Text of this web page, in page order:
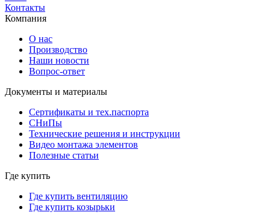
Контакты
Компания
О нас
Производство
Наши новости
Вопрос-ответ
Документы и материалы
Сертификаты и тех.паспорта
СНиПы
Технические решения и инструкции
Видео монтажа элементов
Полезные статьи
Где купить
Где купить вентиляцию
Где купить козырьки